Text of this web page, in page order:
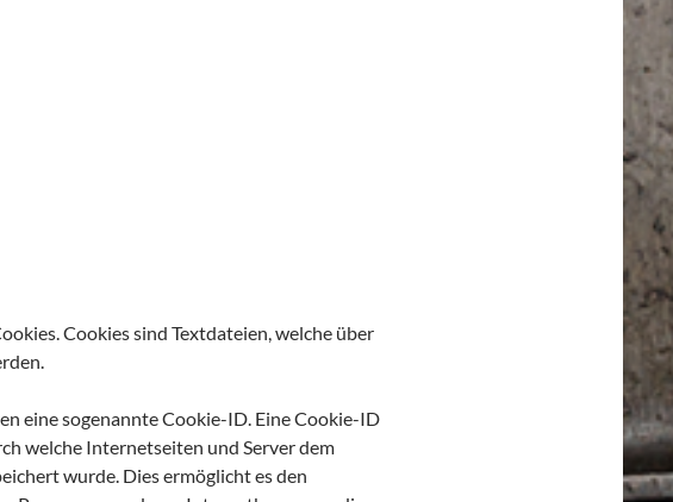
Cookies sind Textdateien, welche über
eine sogenannte Cookie-ID. Eine Cookie-ID
welche Internetseiten und Server dem
wurde. Dies ermöglicht es den